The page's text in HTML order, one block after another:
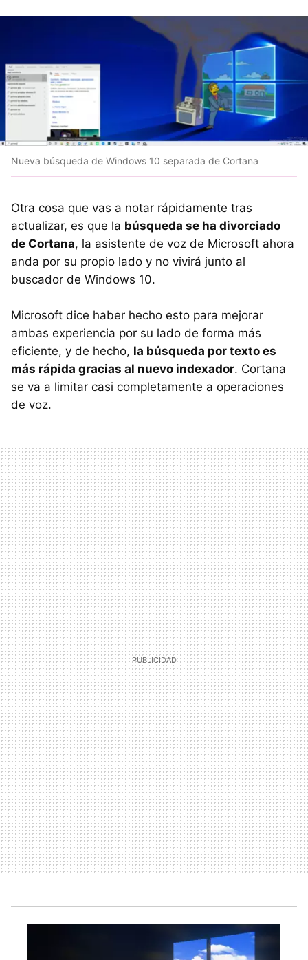
Nueva búsqueda de Windows 10 separada de Cortana
Otra cosa que vas a notar rápidamente tras
actualizar, es que la búsqueda se ha divorciado
de Cortana, la asistente de voz de Microsoft ahora
anda por su propio lado y no vivirá junto al
buscador de Windows 10.
Microsoft dice haber hecho esto para mejorar
ambas experiencia por su lado de forma más
eficiente, y de hecho, la búsqueda por texto es
más rápida gracias al nuevo indexador. Cortana
se va a limitar casi completamente a operaciones
de voz.